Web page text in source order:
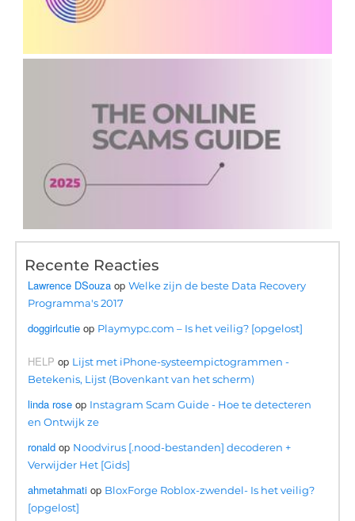
Recente Reacties
Lawrence DSouza opWelke zijn de beste Data Recovery
Programma's 2017
doggirlcutie op Playmypc.com – Is het veilig? [opgelost]
HELP op Lijst met iPhone-systeempictogrammen -
Betekenis, Lijst (Bovenkant van het scherm)
linda rose op Instagram Scam Guide - Hoe te detecteren
en Ontwijk ze
ronald op Noodvirus [.nood-bestanden] decoderen +
Verwijder Het [Gids]
ahmetahmati op BloxForge Roblox-zwendel- Is het veilig?
[opgelost]